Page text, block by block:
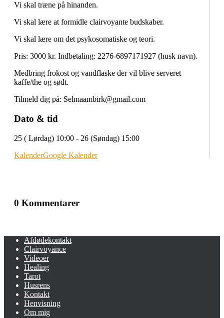
Vi skal træne på hinanden.
Vi skal lære at formidle clairvoyante budskaber.
Vi skal lære om det psykosomatiske og teori.
Pris: 3000 kr. Indbetaling: 2276-6897171927 (husk navn).
Medbring frokost og vandflaske der vil blive serveret
kaffe/the og sødt.
Tilmeld dig på: Selmaambirk@gmail.com
Dato & tid
25 ( Lørdag) 10:00 - 26 (Søndag) 15:00
KalenderGoogle Kalender
0 Kommentarer
Afdødekontakt
Clairvoyance
Videoer
Healing
Tarot
Husrens
Kontakt
Henvisning
Om mig